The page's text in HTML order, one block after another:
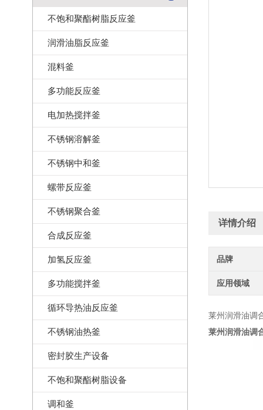
不饱和聚酯树脂反应釜
润滑油脂反应釜
混料釜
多功能反应釜
电加热搅拌釜
不锈钢溶解釜
不锈钢中和釜
螺带反应釜
不锈钢聚合釜
合成反应釜
加氢反应釜
多功能搅拌釜
循环导热油反应釜
不锈钢油热釜
密封胶生产设备
不饱和聚酯树脂设备
调和釜
详情介绍
品牌
应用领域
莱州润滑油调
莱州润滑油调